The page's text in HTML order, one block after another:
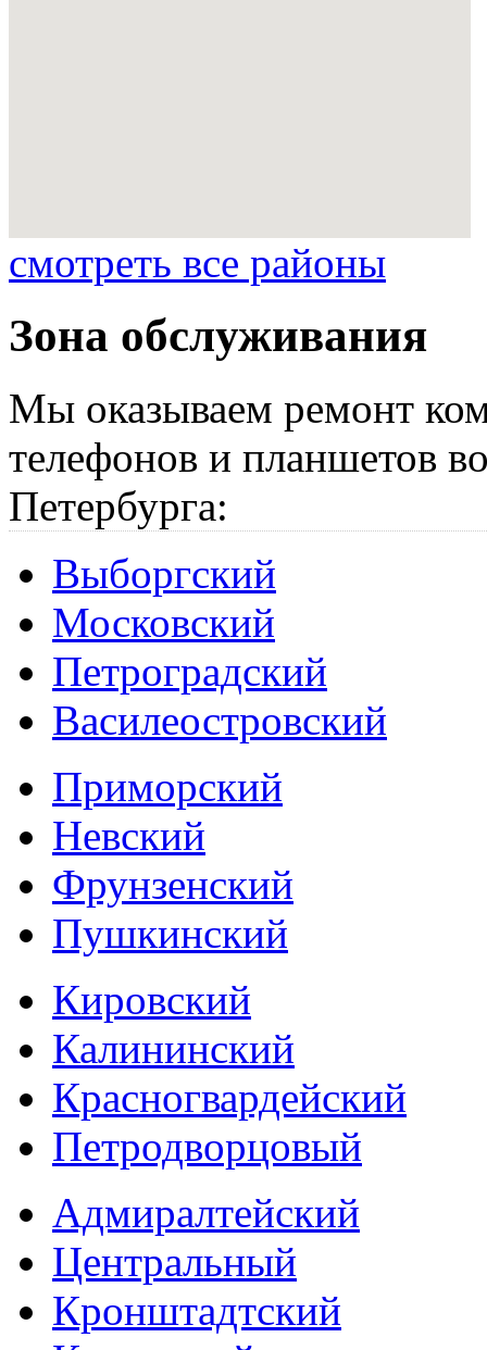
смотреть все районы
Зона обслуживания
Мы оказываем ремонт
телефонов и планшетов
Петербурга:
Выборгский
Московский
Петроградский
Василеостровский
Приморский
Невский
Фрунзенский
Пушкинский
Кировский
Калининский
Красногвардейский
Петродворцовый
Адмиралтейский
Центральный
Кронштадтский